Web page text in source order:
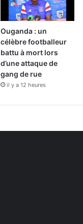
Ouganda : un
célèbre footballeur
battu à mort lors
d’une attaque de
gang de rue
il y a 12 heures